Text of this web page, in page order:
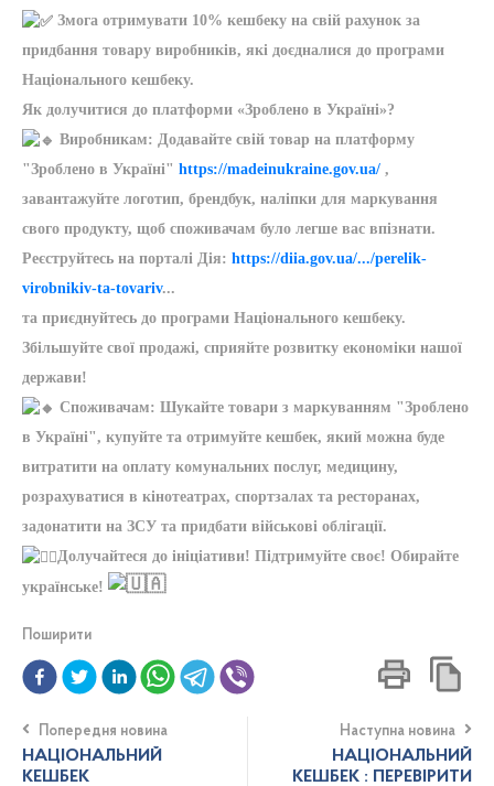
Змога отримувати 10% кешбеку на свій рахунок за
придбання товару виробників, які доєдналися до програми
Національного кешбеку.
Як долучитися до платформи «Зроблено в Україні»?
Виробникам: Додавайте свій товар на платформу
"Зроблено в Україні" https://madeinukraine.gov.ua/ ,
завантажуйте логотип, брендбук, наліпки для маркування
свого продукту, щоб споживачам було легше вас впізнати.
Реєструйтесь на порталі Дія: https://diia.gov.ua/.../perelik-
virobnikiv-ta-tovariv...
та приєднуйтесь до програми Національного кешбеку.
Збільшуйте свої продажі, сприяйте розвитку економіки нашої
держави!
Споживачам: Шукайте товари з маркуванням "Зроблено
в Україні", купуйте та отримуйте кешбек, який можна буде
витратити на оплату комунальних послуг, медицину,
розрахуватися в кінотеатрах, спортзалах та ресторанах,
задонатити на ЗСУ та придбати військові облігації.
Долучайтеся до ініціативи! Підтримуйте своє! Обирайте
українське!
Поширити
Попередня новина
НАЦІОНАЛЬНИЙ
КЕШБЕК
Наступна новина
НАЦІОНАЛЬНИЙ
КЕШБЕК : ПЕРЕВІРИТИ